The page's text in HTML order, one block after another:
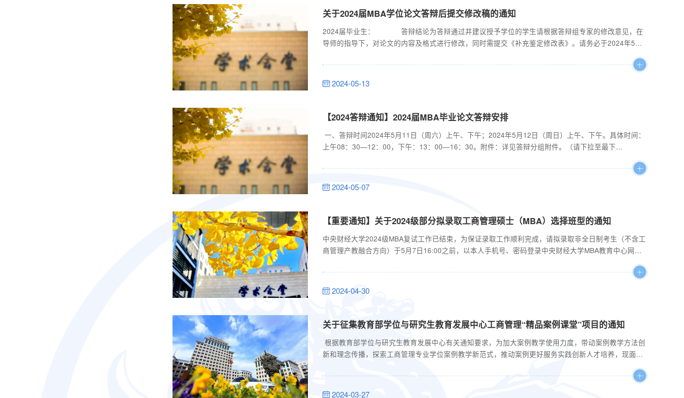
关于2024届MBA学位论文答辩后提交修改稿的通知
2024届毕业生： 答辩结论为答辩通过并建议授予学位的学生请根据答辩组专家的修改意见，在
导师的指导下，对论文的内容及格式进行修改，同时需提交《补充鉴定修改表》。请务必于2024年5月
17日（周五中午12点前）前将修改后的论文题目、全文电子版以及针对答辩后修改稿的文本复制检测报
告单（学术不端检测）提交至MBA论文子系统（论文复审），并请联系导师完成审核。文本复制检测报
告单检测标准：总文字复制百分比小于...
2024-05-13
【2024答辩通知】2024届MBA毕业论文答辩安排
一、答辩时间2024年5月11日（周六）上午、下午；2024年5月12日（周日）上午、下午。具体时间：
上午08：30—12：00，下午：13：00—16：30。附件：详见答辩分组附件。（请下拉至最下
方） 二、答辩程序（一）答辩委员会主席宣布答辩委员会委员名单；（二）学生介绍论文框架、主要观
点（5分钟）；（三）答辩委员会委员提出问题；（四）学生准备问题；（五）学生回答问题；（六）学
生及旁听人员退席，答辩委员会评议、表决；（七...
2024-05-07
【重要通知】关于2024级部分拟录取工商管理硕士（MBA）选择班型的通知
中央财经大学2024级MBA复试工作已结束，为保证录取工作顺利完成，请拟录取非全日制考生（不含工
商管理产教融合方向）于5月7日16:00之前，以本人手机号、密码登录中央财经大学MBA教育中心网站
（http://mba.cufe.edu.cn/） 首页的招生系统，选择班型，具体步骤如下： 1、 登录系统后，点击
左侧“选择班型”： 2、点击“可选班型”，下拉勾选申请的班型（班型的差别见下文“注意事
项”）： 3、...
2024-04-30
关于征集教育部学位与研究生教育发展中心工商管理“精品案例课堂”项目的通知
根据教育部学位与研究生教育发展中心有关通知要求，为加大案例教学使用力度，带动案例教学方法创
新和理念传播，探索工商管理专业学位案例教学新范式，推动案例更好服务实践创新人才培养，现面向
我校全体MBA教师开展工商管理“精品案例课堂”项目征集。具体通知如下： 一、建设目标“精
品案例课堂”项目建设以服务高质量案例教学育人成效为着力点，坚持做好“三个聚焦”。（一）聚焦服务
人才培养。邀请案例教学...
2024-03-27